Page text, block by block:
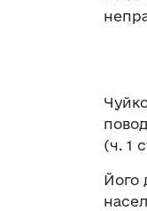
(ч. 1
Його